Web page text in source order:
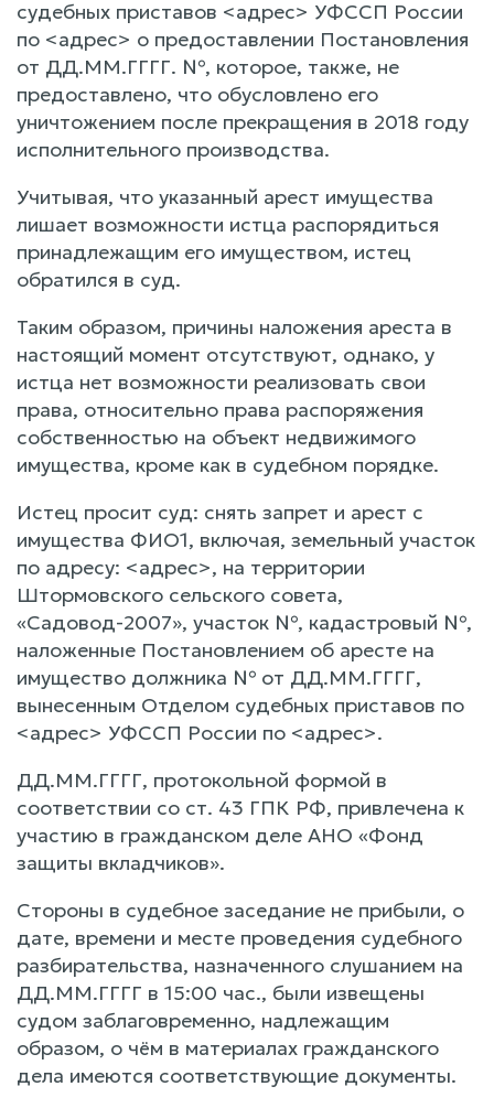
судебных приставов <адрес> УФССП России
по <адрес> о предоставлении Постановления
от ДД.ММ.ГГГГ. №, которое, также, не
предоставлено, что обусловлено его
уничтожением после прекращения в 2018 году
исполнительного производства.
Учитывая, что указанный арест имущества
лишает возможности истца распорядиться
принадлежащим его имуществом, истец
обратился в суд.
Таким образом, причины наложения ареста в
настоящий момент отсутствуют, однако, у
истца нет возможности реализовать свои
права, относительно права распоряжения
собственностью на объект недвижимого
имущества, кроме как в судебном порядке.
Истец просит суд: снять запрет и арест с
имущества ФИО1, включая, земельный участок
по адресу: <адрес>, на территории
Штормовского сельского совета,
«Садовод-2007», участок №, кадастровый №,
наложенные Постановлением об аресте на
имущество должника № от ДД.ММ.ГГГГ,
вынесенным Отделом судебных приставов по
<адрес> УФССП России по <адрес>.
ДД.ММ.ГГГГ, протокольной формой в
соответствии со ст. 43 ГПК РФ, привлечена к
участию в гражданском деле АНО «Фонд
защиты вкладчиков».
Стороны в судебное заседание не прибыли, о
дате, времени и месте проведения судебного
разбирательства, назначенного слушанием на
ДД.ММ.ГГГГ в 15:00 час., были извещены
судом заблаговременно, надлежащим
образом, о чём в материалах гражданского
дела имеются соответствующие документы.